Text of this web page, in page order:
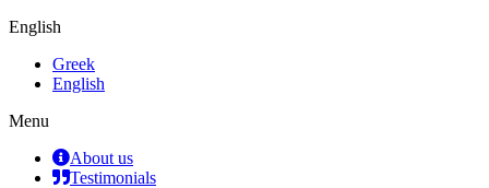
English
Greek
English
Menu
About us
Testimonials